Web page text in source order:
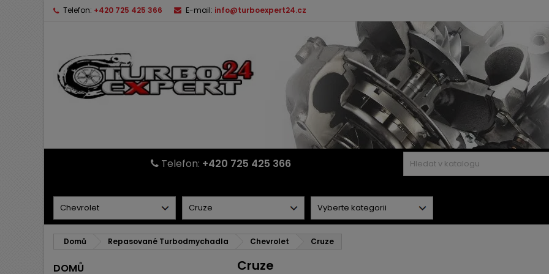
Telefon: +420 725 425 366 E-mail: info@turboexpert24.cz
Telefon: +420 725 425 366
Domů Repasované Turbodmychadla Chevrolet Cruze
DOMŮ Cruze